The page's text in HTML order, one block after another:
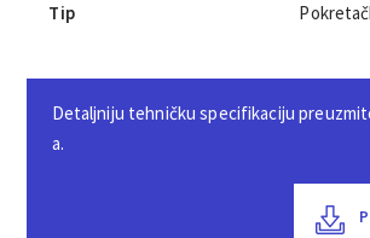
Tip
Detaljniju tehničku specifikaciju
a.